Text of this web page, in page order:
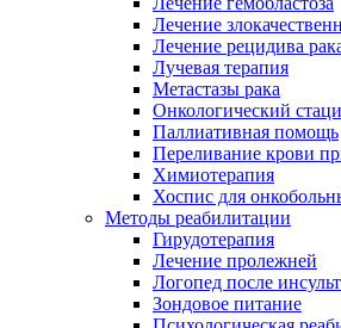
Лечение
Лечение рецидива
Лучевая терапия
Метастазы рака
Онкологический
Паллиативная помощь
Переливание крови
Химиотерапия
Хоспис для
Методы реабилитации
Гирудотерапия
Лечение пролежней
Логопед после
Зондовое питание